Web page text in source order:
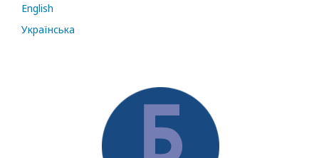
English
Українська